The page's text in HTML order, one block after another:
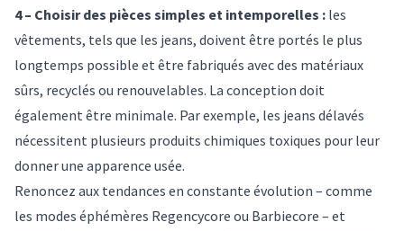
4 – Choisir des pièces simples et intemporelles : les
vêtements, tels que les jeans, doivent être portés le plus
longtemps possible et être fabriqués avec des matériaux
sûrs, recyclés ou renouvelables. La conception doit
également être minimale. Par exemple, les jeans délavés
nécessitent plusieurs produits chimiques toxiques pour leur
donner une apparence usée.
Renoncez aux tendances en constante évolution – comme
les modes éphémères Regencycore ou Barbiecore – et